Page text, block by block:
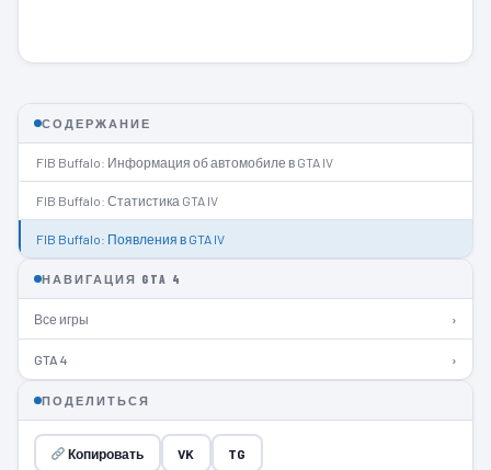
СОДЕРЖАНИЕ
FIB Buffalo: Информация об автомобиле в GTA IV
FIB Buffalo: Статистика GTA IV
FIB Buffalo: Появления в GTA IV
НАВИГАЦИЯ GTA 4
Все игры ›
GTA 4 ›
ПОДЕЛИТЬСЯ
Копировать VK TG